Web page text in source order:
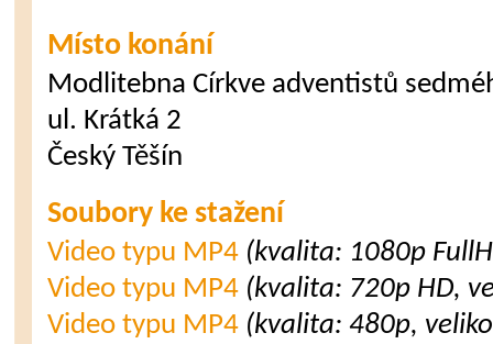
Místo konání
Modlitebna Církve adventistů
ul. Krátká 2
Český Těšín
Soubory ke stažení
Video typu MP4 (kvalita: 1080p
Video typu MP4 (kvalita: 720p HD,
Video typu MP4 (kvalita: 480p,